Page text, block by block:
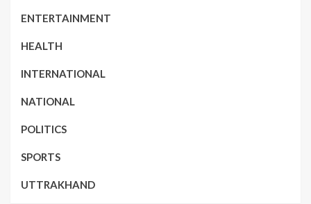
ENTERTAINMENT
HEALTH
INTERNATIONAL
NATIONAL
POLITICS
SPORTS
UTTRAKHAND